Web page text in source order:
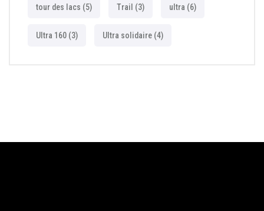
tour des lacs (5) Trail (3) ultra (6)
Ultra 160 (3) Ultra solidaire (4)